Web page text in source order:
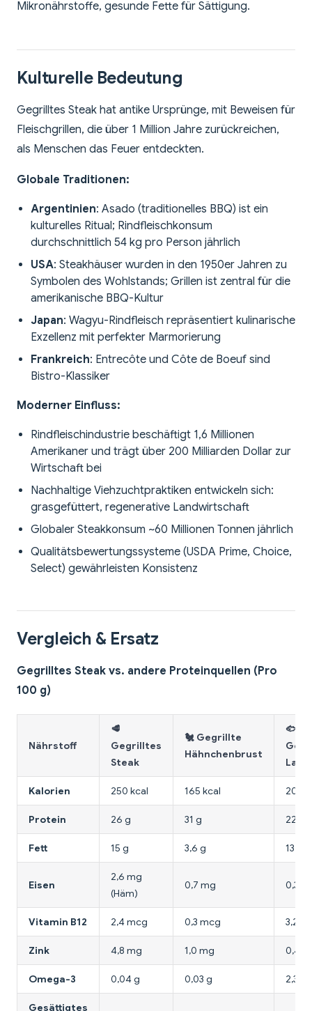
Mikronährstoffe, gesunde Fette für Sättigung.
Kulturelle Bedeutung
Gegrilltes Steak hat antike Ursprünge, mit Beweisen für
Fleischgrillen, die über 1 Million Jahre zurückreichen,
als Menschen das Feuer entdeckten.
Globale Traditionen:
Argentinien: Asado (traditionelles BBQ) ist ein
kulturelles Ritual; Rindfleischkonsum
durchschnittlich 54 kg pro Person jährlich
USA: Steakhäuser wurden in den 1950er Jahren zu
Symbolen des Wohlstands; Grillen ist zentral für die
amerikanische BBQ-Kultur
Japan: Wagyu-Rindfleisch repräsentiert kulinarische
Exzellenz mit perfekter Marmorierung
Frankreich: Entrecôte und Côte de Boeuf sind
Bistro-Klassiker
Moderner Einfluss:
Rindfleischindustrie beschäftigt 1,6 Millionen
Amerikaner und trägt über 200 Milliarden Dollar zur
Wirtschaft bei
Nachhaltige Viehzuchtpraktiken entwickeln sich:
grasgefüttert, regenerative Landwirtschaft
Globaler Steakkonsum ~60 Millionen Tonnen jährlich
Qualitätsbewertungssysteme (USDA Prime, Choice,
Select) gewährleisten Konsistenz
Vergleich & Ersatz
Gegrilltes Steak vs. andere Proteinquellen (Pro
100 g)
Nährstoff
🥩
Gegrilltes
Steak
🐔 Gegrillte
Hähnchenbrust
🐟
Kalorien 250 kcal 165 kcal 206
Protein 26 g 31 g 22 g
Fett 15 g 3,6 g 13 g
Eisen
2,6 mg
(Häm)
0,7 mg 0,3
Vitamin B12 2,4 mcg 0,3 mcg 3,2
Zink 4,8 mg 1,0 mg 0,4
Omega-3 0,04 g 0,03 g 2,3 g
Gesättigtes